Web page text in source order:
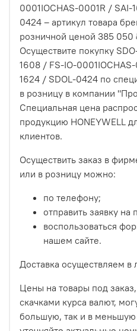
0001IOCHAS-0001R /
0424 – артикул товара
розничной ценой 385 050
Осуществите покупку
1608 / FS-IO-
1624 / SDOL-0424 по
в розницу в компании
Специальная цена
продукцию HONEYWELL
клиентов.
Осуществить заказ в
или в розницу можно:
по телефону;
отправить заявку на
воспользоваться
нашем сайте.
Доставка осуществляем
Цены на товары под
скачками курса валют,
большую, так и в меньшую